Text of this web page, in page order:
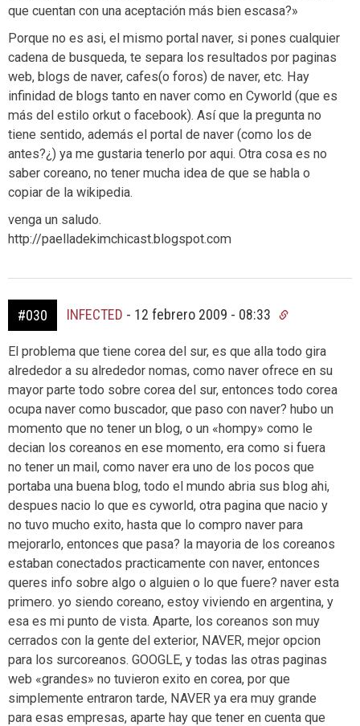
que cuentan con una aceptación más bien escasa?»
Porque no es asi, el mismo portal naver, si pones cualquier
cadena de busqueda, te separa los resultados por paginas
web, blogs de naver, cafes(o foros) de naver, etc. Hay
infinidad de blogs tanto en naver como en Cyworld (que es
más del estilo orkut o facebook). Así que la pregunta no
tiene sentido, además el portal de naver (como los de
antes?¿) ya me gustaria tenerlo por aqui. Otra cosa es no
saber coreano, no tener mucha idea de que se habla o
copiar de la wikipedia.
venga un saludo.
http://paelladekimchicast.blogspot.com
#030 INFECTED - 12 febrero 2009 - 08:33
El problema que tiene corea del sur, es que alla todo gira
alrededor a su alrededor nomas, como naver ofrece en su
mayor parte todo sobre corea del sur, entonces todo corea
ocupa naver como buscador, que paso con naver? hubo un
momento que no tener un blog, o un «hompy» como le
decian los coreanos en ese momento, era como si fuera
no tener un mail, como naver era uno de los pocos que
portaba una buena blog, todo el mundo abria sus blog ahi,
despues nacio lo que es cyworld, otra pagina que nacio y
no tuvo mucho exito, hasta que lo compro naver para
mejorarlo, entonces que pasa? la mayoria de los coreanos
estaban conectados practicamente con naver, entonces
queres info sobre algo o alguien o lo que fuere? naver esta
primero. yo siendo coreano, estoy viviendo en argentina, y
esa es mi punto de vista. Aparte, los coreanos son muy
cerrados con la gente del exterior, NAVER, mejor opcion
para los surcoreanos. GOOGLE, y todas las otras paginas
web «grandes» no tuvieron exito en corea, por que
simplemente entraron tarde, NAVER ya era muy grande
para esas empresas, aparte hay que tener en cuenta que